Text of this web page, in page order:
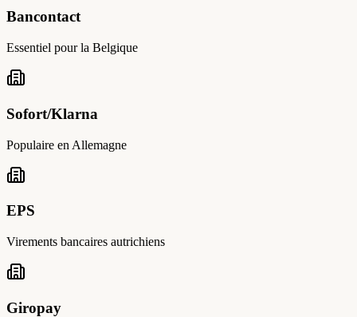
Bancontact
Essentiel pour la Belgique
Sofort/Klarna
Populaire en Allemagne
EPS
Virements bancaires autrichiens
Giropay